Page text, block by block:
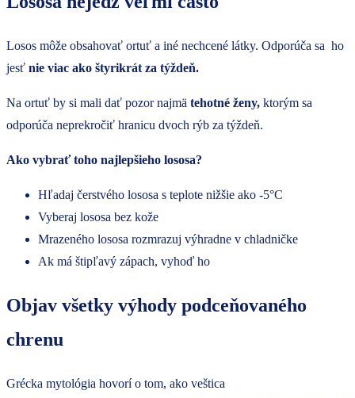
Losos môže obsahovať ortuť a iné nechcené látky. Odporúča sa ho
jesť nie viac ako štyrikrát za týždeň.
Na ortuť by si mali dať pozor najmä tehotné ženy, ktorým sa
odporúča neprekročiť hranicu dvoch rýb za týždeň.
Ako vybrať toho najlepšieho lososa?
Hľadaj čerstvého lososa s teplote nižšie ako -5°C
Vyberaj lososa bez kože
Mrazeného lososa rozmrazuj výhradne v chladničke
Ak má štipľavý zápach, vyhoď ho
Objav všetky výhody podceňovaného
chrenu
Grécka mytológia hovorí o tom, ako veštica